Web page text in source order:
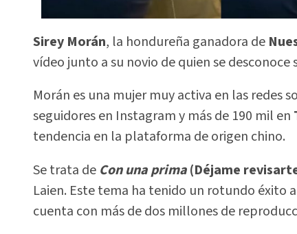
Sirey Morán, la hondureña ganadora de
vídeo junto a su novio de quien se desconoce
Morán es una mujer muy activa en las redes
seguidores en Instagram y más de 190 mil en
tendencia en la plataforma de origen chino.
Se trata de Con una prima(Déjame
Laien. Este tema ha tenido un rotundo éxito
cuenta con más de dos millones de